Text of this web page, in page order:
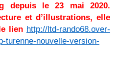
depuis le 23 mai 2020.
et d’illustrations, elle
lien http://ltd-rando68.over-
turenne-nouvelle-version-